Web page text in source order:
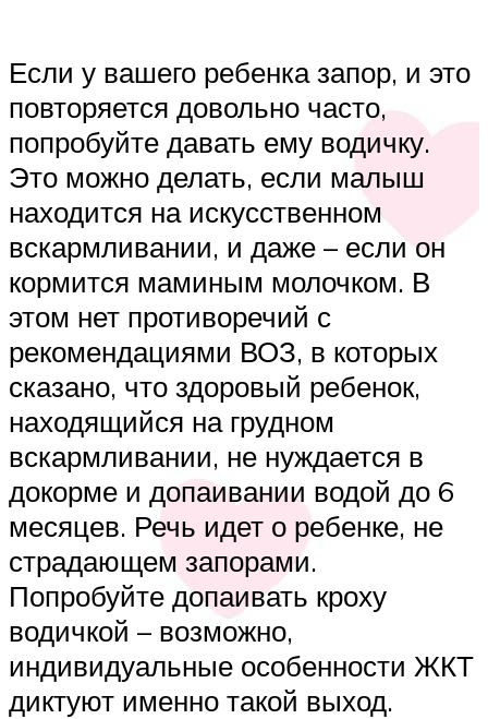
Если у вашего ребенка запор, и это
повторяется довольно часто,
попробуйте давать ему водичку.
Это можно делать, если малыш
находится на искусственном
вскармливании, и даже – если он
кормится маминым молочком. В
этом нет противоречий с
рекомендациями ВОЗ, в которых
сказано, что здоровый ребенок,
находящийся на грудном
вскармливании, не нуждается в
докорме и допаивании водой до 6
месяцев. Речь идет о ребенке, не
страдающем запорами.
Попробуйте допаивать кроху
водичкой – возможно,
индивидуальные особенности ЖКТ
диктуют именно такой выход.